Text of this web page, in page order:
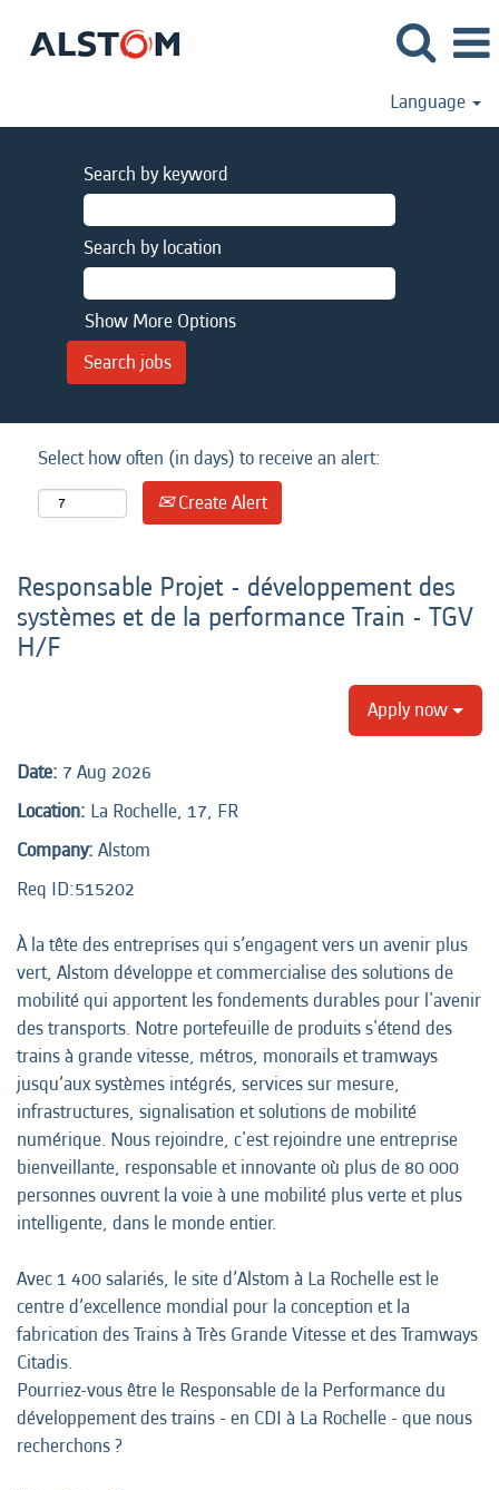
Language
Search by keyword
Search by location
Show More Options
Select how often (in days) to receive an alert:
Create Alert
Responsable Projet - développement des
systèmes et de la performance Train - TGV
H/F
Apply now
Date: 7 Aug 2026
Location: La Rochelle, 17, FR
Company: Alstom
Req ID:515202
À la tête des entreprises qui s’engagent vers un avenir plus
vert, Alstom développe et commercialise des solutions de
mobilité qui apportent les fondements durables pour l'avenir
des transports. Notre portefeuille de produits s'étend des
trains à grande vitesse, métros, monorails et tramways
jusqu’aux systèmes intégrés, services sur mesure,
infrastructures, signalisation et solutions de mobilité
numérique. Nous rejoindre, c'est rejoindre une entreprise
bienveillante, responsable et innovante où plus de 80 000
personnes ouvrent la voie à une mobilité plus verte et plus
intelligente, dans le monde entier.
Avec 1 400 salariés, le site d’Alstom à La Rochelle est le
centre d’excellence mondial pour la conception et la
fabrication des Trains à Très Grande Vitesse et des Tramways
Citadis.
Pourriez-vous être le Responsable de la Performance du
développement des trains - en CDI à La Rochelle - que nous
recherchons ?